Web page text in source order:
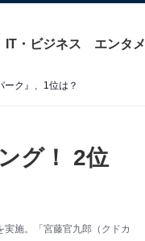
IT・ビジネス エンタメ
ク』、1位は？
グ！ 2位
施。「宮藤官九郎（クドカ